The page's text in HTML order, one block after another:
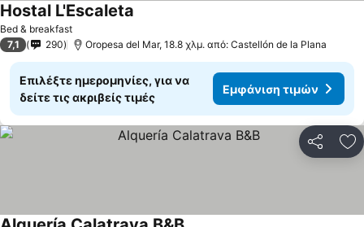
Bed & breakfast
Hostal L'Escaleta
7,1 290 Oropesa del Mar, 18.8 χλμ. από: Castellón de la Plana
Επιλέξτε ημερομηνίες, για να
δείτε τις ακριβείς τιμές
Εμφάνιση τιμών